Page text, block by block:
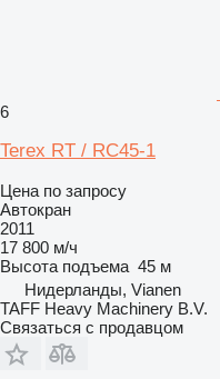
6
Terex RT / RC45-1
Цена по запросу
Автокран
2011
17 800 м/ч
Высота подъема 45 м
Нидерланды, Vianen
TAFF Heavy Machinery B.V.
Связаться с продавцом